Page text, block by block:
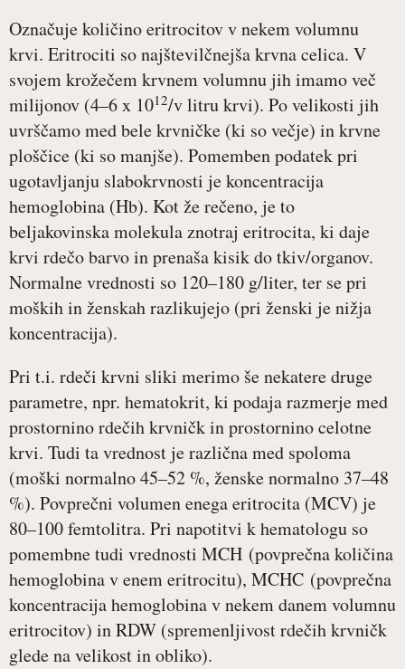
Označuje količino eritrocitov v nekem volumnu
krvi. Eritrociti so najštevilčnejša krvna celica. V
svojem krožečem krvnem volumnu jih imamo več
milijonov (4–6 x 1012/v litru krvi). Po velikosti jih
uvrščamo med bele krvničke (ki so večje) in krvne
ploščice (ki so manjše). Pomemben podatek pri
ugotavljanju slabokrvnosti je koncentracija
hemoglobina (Hb). Kot že rečeno, je to
beljakovinska molekula znotraj eritrocita, ki daje
krvi rdečo barvo in prenaša kisik do tkiv/organov.
Normalne vrednosti so 120–180 g/liter, ter se pri
moških in ženskah razlikujejo (pri ženski je nižja
koncentracija).
Pri t.i. rdeči krvni sliki merimo še nekatere druge
parametre, npr. hematokrit, ki podaja razmerje med
prostornino rdečih krvničk in prostornino celotne
krvi. Tudi ta vrednost je različna med spoloma
(moški normalno 45–52 %, ženske normalno 37–48
%). Povprečni volumen enega eritrocita (MCV) je
80–100 femtolitra. Pri napotitvi k hematologu so
pomembne tudi vrednosti MCH (povprečna količina
hemoglobina v enem eritrocitu), MCHC (povprečna
koncentracija hemoglobina v nekem danem volumnu
eritrocitov) in RDW (spremenljivost rdečih krvničk
glede na velikost in obliko).